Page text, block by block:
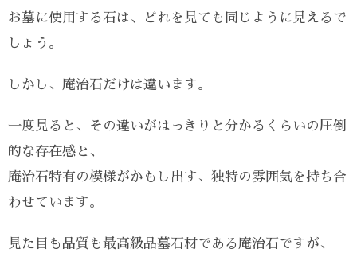
お墓に使用する石は、どれを見ても同じように見えるで
しょう。
しかし、庵治石だけは違います。
一度見ると、その違いがはっきりと分かるくらいの圧倒
的な存在感と、
庵治石特有の模様がかもし出す、独特の雰囲気を持ち合
わせています。
見た目も品質も最高級品墓石材である庵治石ですが、